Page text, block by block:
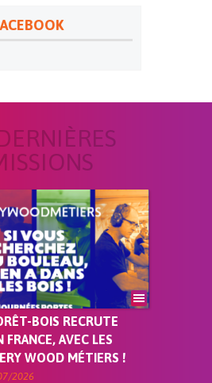
BOIS RECRUTE
AVEC LES
WOOD MÉTIERS !
2026